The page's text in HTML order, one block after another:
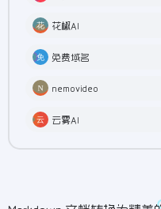
花椒AI
免费域名
nemovideo
云雾AI